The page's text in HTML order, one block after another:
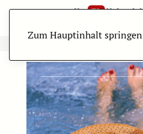
Zum Hauptinhalt springen